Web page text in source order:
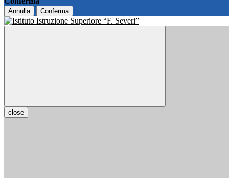
Annulla Conferma
close